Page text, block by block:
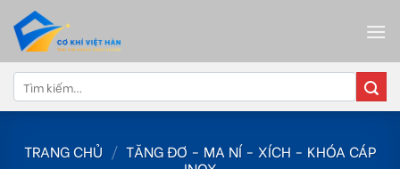
content
Tìm
kiếm:
TRANG CHỦ / TĂNG ĐƠ - MA NÍ - XÍCH - KHÓA CÁP